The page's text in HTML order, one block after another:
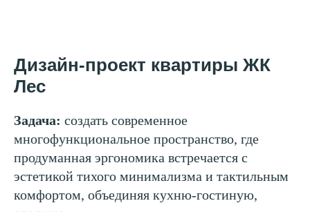
Дизайн-проект квартиры ЖК
Лес
Задача: создать современное
многофункциональное пространство, где
продуманная эргономика встречается с
эстетикой тихого минимализма и тактильным
комфортом, объединяя кухню-гостиную,